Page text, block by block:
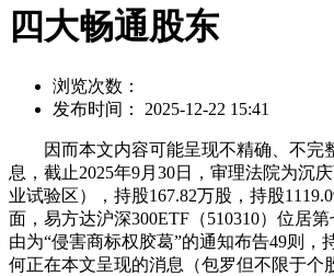
四大畅通股东
浏览次数：
发布时间： 2025-12-22 15:41
因而本文内容可能呈现不精确、不完
息，截止2025年9月30日，审理法院为沉
业试验区），持股167.82万股，持股
面，易方达沪深300ETF（510310）位居
由为“侵害商标权胶葛”的通知布告49则，
何正在本文呈现的消息（包罗但不限于个